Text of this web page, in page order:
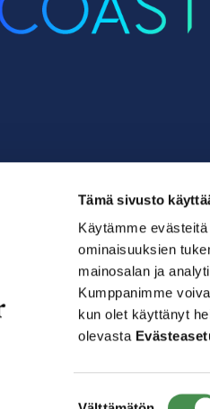
Tämä sivusto
Käytämme
ominaisuuksien
mainosalan ja
Kumppanimme
kun olet käyttänyt
olevasta